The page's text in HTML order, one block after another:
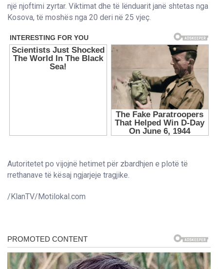
një njoftimi zyrtar. Viktimat dhe të lënduarit janë shtetas nga
Kosova, të moshës nga 20 deri në 25 vjeç.
Autoritetet po vijojnë hetimet për zbardhjen e plotë të
rrethanave të kësaj ngjarjeje tragjike.
/KlanTV/Motilokal.com